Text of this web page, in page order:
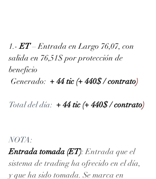
1.- ET – Entrada en Largo 76,07, con
salida en 76,51$ por protección de
beneficio
Generado: + 44 tic (+ 440$ / contrato)
Total del día: + 44 tic (+ 440$ / contrato)
NOTA:
Entrada tomada (ET): Entrada que el
sistema de trading ha ofrecido en el día,
y que ha sido tomada. Se marca en